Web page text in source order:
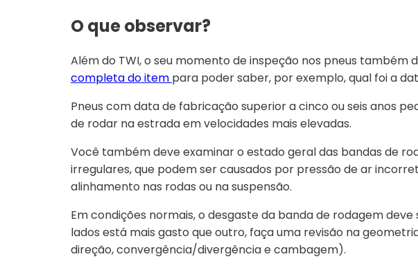
O que observar?
Além do TWI, o seu momento de inspeção nos pneus também
completa do item para poder saber, por exemplo, qual foi a
Pneus com data de fabricação superior a cinco ou seis anos
de rodar na estrada em velocidades mais elevadas.
Você também deve examinar o estado geral das bandas de
irregulares, que podem ser causados por pressão de ar
alinhamento nas rodas ou na suspensão.
Em condições normais, o desgaste da banda de rodagem
lados está mais gasto que outro, faça uma revisão na
direção, convergência/divergência e cambagem).